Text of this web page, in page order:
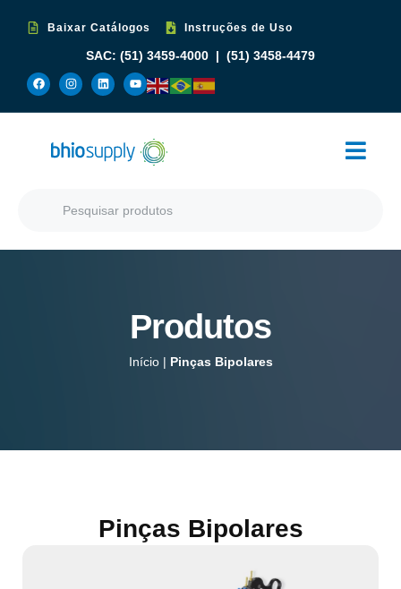
Baixar Catálogos Instruções de Uso
SAC: (51) 3459-4000 (51) 3458-4479
Produtos
Início| Pinças Bipolares
Pinças Bipolares